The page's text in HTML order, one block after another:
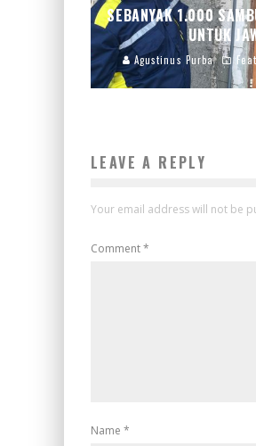
SEBANYAK 1.000
UNTUK
Agustinus Purba
LEAVE A REPLY
Your email address will not be
Comment*
Name *